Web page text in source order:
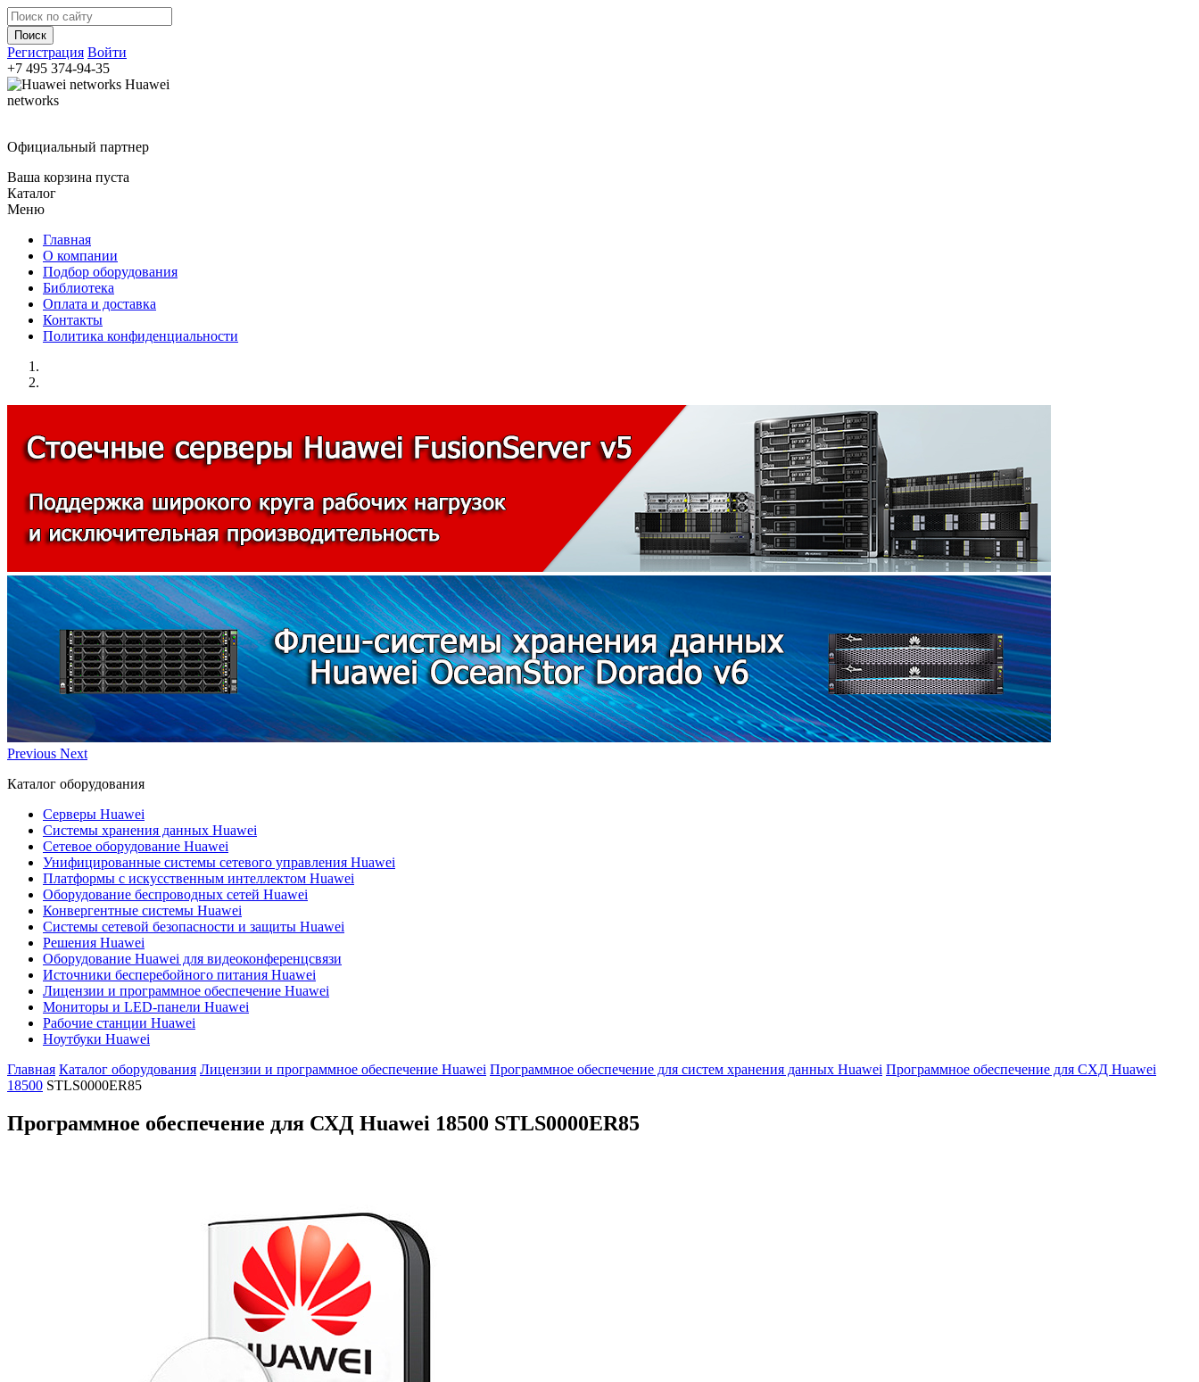
Регистрация Войти
+7 495 374-94-35
Huawei
networks
Официальный партнер
Ваша корзина пуста
Каталог
Меню
Главная
О компании
Подбор оборудования
Библиотека
Оплата и доставка
Контакты
Политика конфиденциальности
Previous Next
Каталог оборудования
Серверы Huawei
Системы хранения данных Huawei
Сетевое оборудование Huawei
Унифицированные системы сетевого управления Huawei
Платформы с искусственным интеллектом Huawei
Оборудование беспроводных сетей Huawei
Конвергентные системы Huawei
Системы сетевой безопасности и защиты Huawei
Решения Huawei
Оборудование Huawei для видеоконференцсвязи
Источники бесперебойного питания Huawei
Лицензии и программное обеспечение Huawei
Мониторы и LED-панели Huawei
Рабочие станции Huawei
Ноутбуки Huawei
Главная Каталог оборудования Лицензии и программное обеспечение Huawei Программное обеспечение для систем хранения данных Huawei Программное обеспечение для СХД Huawei
18500 STLS0000ER85
Программное обеспечение для СХД Huawei 18500 STLS0000ER85